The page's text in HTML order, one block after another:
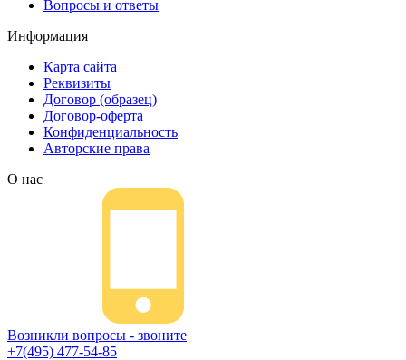
обратная связь, или позвоните.
Вопросы и ответы
Информация
Карта сайта
Реквизиты
Договор (образец)
Договор-оферта
Конфиденциальность
Авторские права
О нас
Возникли вопросы - звоните
+7(495) 477-54-85